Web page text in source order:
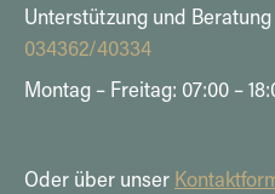
Unterstützung und
034362/40334
Montag – Freitag: 07:00 –
Oder über unser